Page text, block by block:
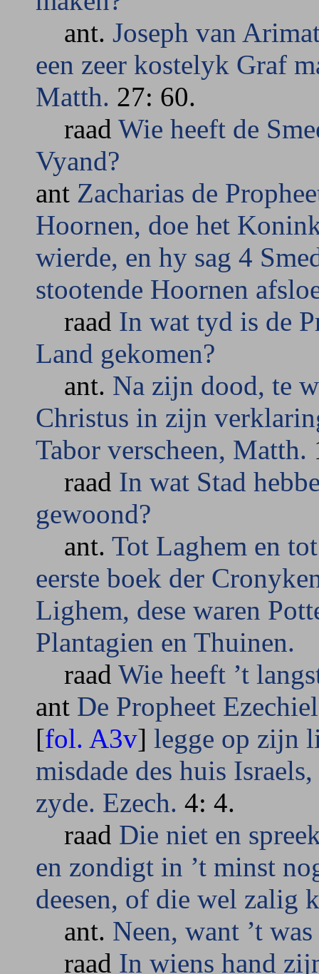
ant. Joseph van
een zeer kostelyk Graf
Matth. 27: 60.
raad Wie heeft de
Vyand?
ant Zacharias de
Hoornen, doe het
wierde, en hy sag 4
stootende Hoornen
raad In wat tyd is de
Land gekomen?
ant. Na zijn dood, te
Christus in zijn
Tabor verscheen, Matth.
raad In wat Stad
gewoond?
ant. Tot Laghem en
eerste boek der
Lighem, dese waren
Plantagien en Thuinen.
raad Wie heeft ’t
ant De Propheet
[fol. A3v] legge op zijn
misdade des huis Israels,
zyde. Ezech. 4: 4.
raad Die niet en
en zondigt in ’t minst
deesen, of die wel zalig
ant. Neen, want ’t
raad In wiens hand